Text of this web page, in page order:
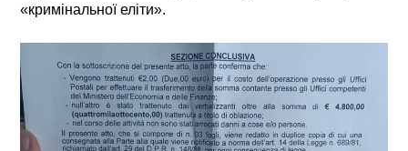
«кримінальної еліти».